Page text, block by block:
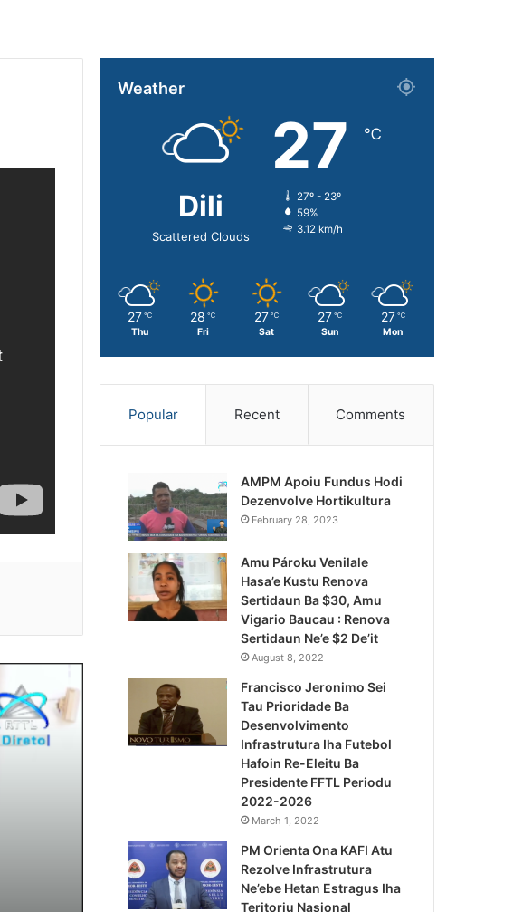
Lei Siberseguransa Ajuda
Kaptura Autór Kriminozu
Estranjeiru
Weather
Dili
Scattered Clouds
27 ℃
27º - 23º
59%
3.12 km/h
27 ℃
Thu
28 ℃
Fri
27 ℃
Sat
27 ℃
Sun
27 ℃
Mon
Popular Recent Comments
AMPM Apoiu Fundus Hodi
Dezenvolve Hortikultura
February 28, 2023
Amu Pároku Venilale
Hasa’e Kustu Renova
Sertidaun Ba $30, Amu
Vigario Baucau : Renova
Sertidaun Ne’e $2 De’it
August 8, 2022
Francisco Jeronimo Sei
Tau Prioridade Ba
Desenvolvimento
Infrastrutura Iha Futebol
Hafoin Re-Eleitu Ba
Presidente FFTL Periodu
2022-2026
March 1, 2022
PM Orienta Ona KAFI Atu
Rezolve Infrastrutura
Ne’ebe Hetan Estragus Iha
Teritoriu Nasional